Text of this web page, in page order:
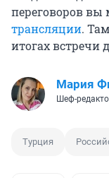
переговоров
трансляции.
итогах встречи
Мария
Шеф-
Турция